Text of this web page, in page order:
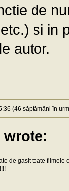
de
si in
autor.
(46 săptămâni în
wrote:
de gasit toate filmele